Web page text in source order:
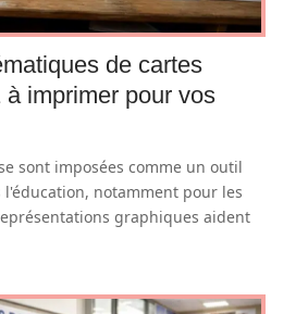
de cartes
imprimer pour vos
sont imposées comme un outil
notamment pour les
graphiques aident